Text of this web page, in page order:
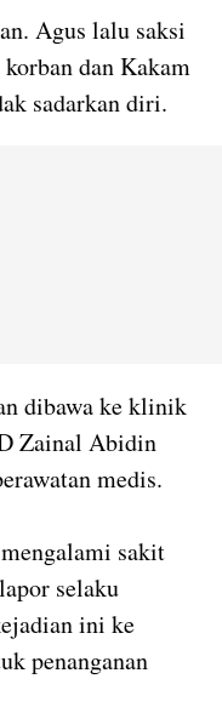
Agus lalu saksi
dan Kakam
sadarkan diri.
dibawa ke klinik
Zainal Abidin
medis.
sakit
selaku
ini ke
penanganan